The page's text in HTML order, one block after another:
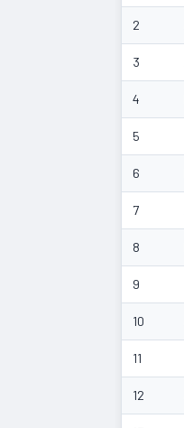
2
3
4
5
6
7
8
9
10
11
12